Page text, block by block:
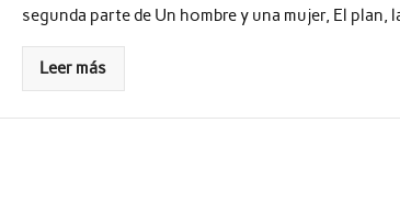
segunda parte de Un hombre y una mujer, El plan,
Leer más